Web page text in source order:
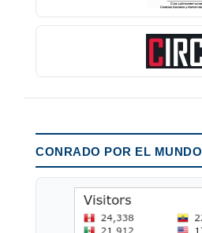
CONRADO POR EL MUNDO